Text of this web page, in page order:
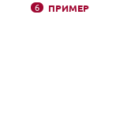
6 ПРИМЕР